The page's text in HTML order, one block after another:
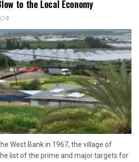
to the Local Economy
0
West Bank in 1967, the village of
list of the prime and major targets for